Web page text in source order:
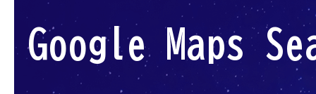
Google Maps